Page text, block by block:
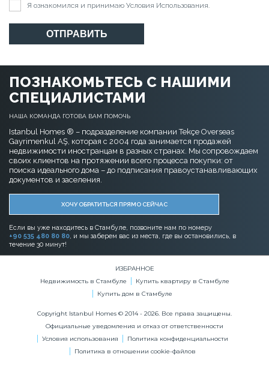
Я ознакомился и принимаю Условия Использования
ОТПРАВИТЬ
ПОЗНАКОМЬТЕСЬ С НАШИМИ
СПЕЦИАЛИСТАМИ
НАША КОМАНДА ГОТОВА ВАМ ПОМОЧЬ
Istanbul Homes ® – подразделение компании Tekçe Overseas
Gayrimenkul AŞ, которая с 2004 года занимается продажей
недвижимости иностранцам в разных странах. Мы сопровождаем
своих клиентов на протяжении всего процесса покупки: от
поиска идеального дома – до подписания правоустанавливающих
документов и заселения.
ХОЧУ ОБРАТИТЬСЯ ПРЯМО СЕЙЧАС
Если вы уже находитесь в Стамбуле, позвоните нам по номеру
+90 535 480 80 80, и мы заберем вас из места, где вы остановились, в
течение 30 минут!
ИЗБРАННОЕ
Недвижимость в Стамбуле
Купить квартиру в Стамбуле
Купить дом в Стамбуле
Copyright Istanbul Homes © 2014 - 2026. Все права защищены.
Официальные уведомления и отказ от ответственности
Условия использования
Политика конфиденциальности
Политика в отношении cookie-файлов